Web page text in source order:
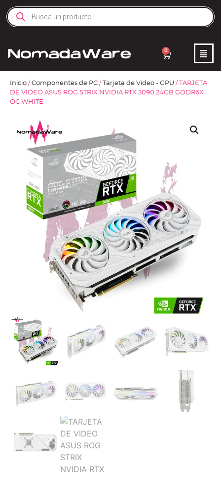
0
Inicio / Componentes de PC / Tarjeta de Video - GPU / TARJETA
DE VIDEO ASUS ROG STRIX NVIDIA RTX 3090 24GB GDDR6X
OC WHITE